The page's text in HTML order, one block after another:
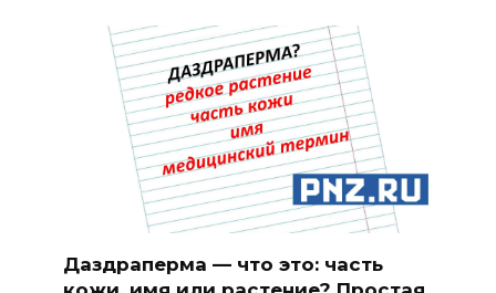
Даздраперма — что это: часть